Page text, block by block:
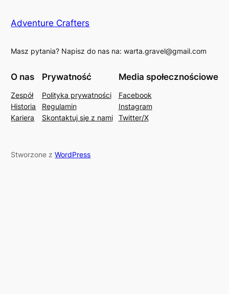
Adventure Crafters
Masz pytania? Napisz do nas na: warta.gravel@gmail.com
O nas
Zespół
Historia
Kariera
Prywatność
Polityka prywatności
Regulamin
Skontaktuj się z nami
Media społecznościowe
Facebook
Instagram
Twitter/X
Stworzone zWordPress